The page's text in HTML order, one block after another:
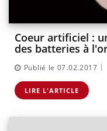
Coeur artificiel :
des batteries à
Publié le 07.02.2017 |
LIRE L'ARTICLE